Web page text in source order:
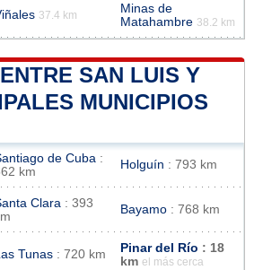
37.4 km
Minas de
Matahambre 38.2 km
SAN LUIS Y
MUNICIPIOS
de Cuba :
km
Holguín : 793 km
Clara : 393
Bayamo : 768 km
Tunas : 720 km Pinar del Río : 18
km el más cerca